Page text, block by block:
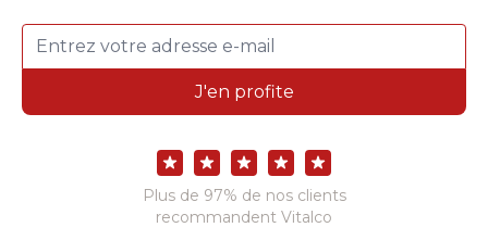
NUIZZ SOMMEIL
contient des extraits végétaux et
de la Mélatonine pour réduire le
temps d’endormissement et
atténuer les effets du décalage
horaire.